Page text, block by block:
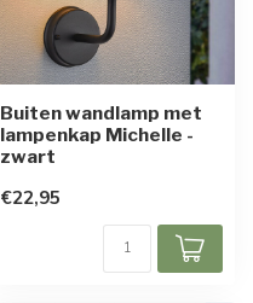
Buiten wandlamp met
lampenkap Michelle -
zwart
€22,95